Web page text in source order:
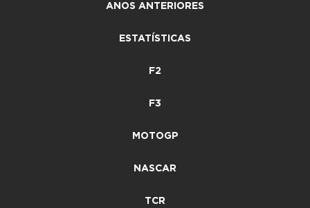
ANOS ANTERIORES
ESTATÍSTICAS
F2
F3
MOTOGP
NASCAR
TCR